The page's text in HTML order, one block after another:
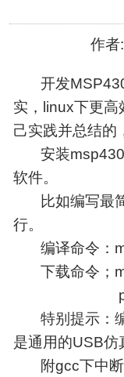
作
开发MSP430
实，linux下更高
己实践并总结的
安装msp430-
软件。
比如编写最简
行。
编译命令：
下载命令；
prog
特别提示：编
是通用的USB仿
附gcc下中断